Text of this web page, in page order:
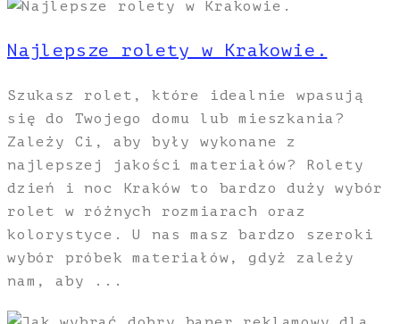
Najlepsze rolety w Krakowie.
Szukasz rolet, które idealnie wpasują
się do Twojego domu lub mieszkania?
Zależy Ci, aby były wykonane z
najlepszej jakości materiałów? Rolety
dzień i noc Kraków to bardzo duży wybór
rolet w różnych rozmiarach oraz
kolorystyce. U nas masz bardzo szeroki
wybór próbek materiałów, gdyż zależy
nam, aby ...